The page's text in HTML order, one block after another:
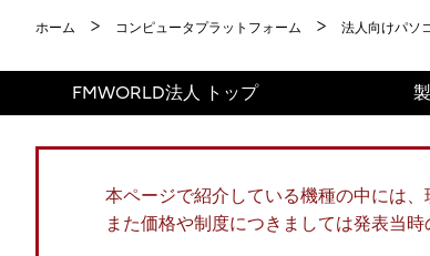
ホーム コンピュータプラットフォーム 法人向けパソ
FMWORLD法人 トップ
本ページで紹介している機種の中には
また価格や制度につきましては発表当時